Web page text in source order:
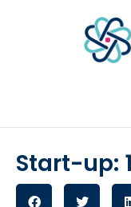
Start-up: